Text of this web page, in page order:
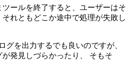
ールを終了すると、ユーザーはそ
れともどこか途中で処理が失敗し
グを出力するでも良いのですが、
発見しづらかったり、 そもそ